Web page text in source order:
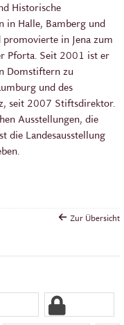
Historische
in Halle, Bamberg und
in Jena zum
Pforta. Seit 2001 ist er
Domstiftern zu
und des
seit 2007 Stiftsdirektor.
Ausstellungen, die
die Landesausstellung
Zur Übersicht